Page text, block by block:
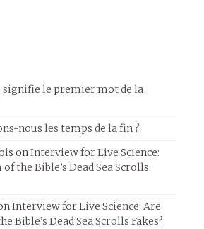
signifie le premier mot de la
nous les temps de la fin ?
onInterview for Live Science:
the Bible’s Dead Sea Scrolls
Interview for Live Science: Are
Bible’s Dead Sea Scrolls Fakes?